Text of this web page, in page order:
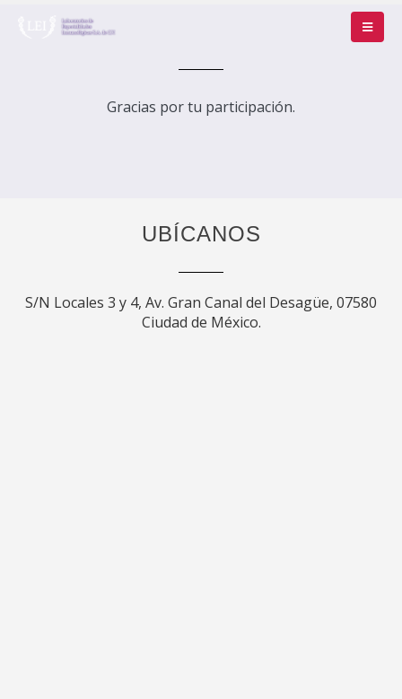
Gracias por tu participación.
UBÍCANOS
S/N Locales 3 y 4, Av. Gran Canal del Desagüe, 07580
Ciudad de México.